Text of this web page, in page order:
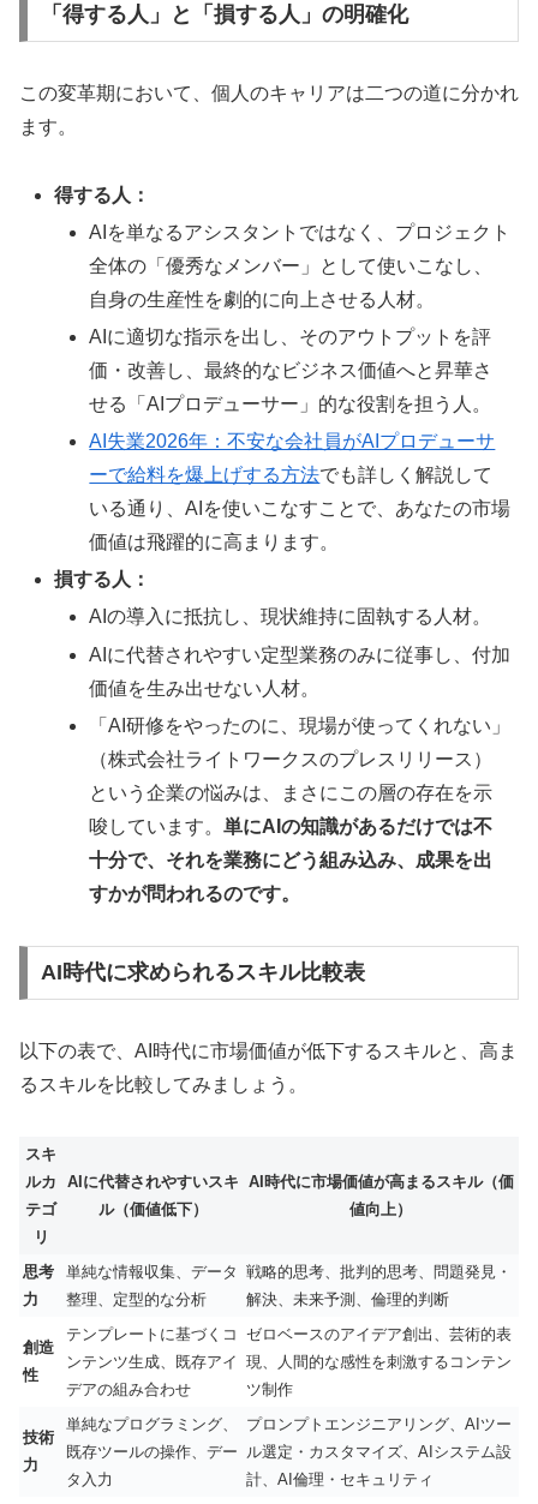
「得する人」と「損する人」の明確化
この変革期において、個人のキャリアは二つの道に分かれ
ます。
得する人：
AIを単なるアシスタントではなく、プロジェクト
全体の「優秀なメンバー」として使いこなし、
自身の生産性を劇的に向上させる人材。
AIに適切な指示を出し、そのアウトプットを評
価・改善し、最終的なビジネス価値へと昇華さ
せる「AIプロデューサー」的な役割を担う人。
AI失業2026年：不安な会社員がAIプロデューサ
ーで給料を爆上げする方法でも詳しく解説して
いる通り、AIを使いこなすことで、あなたの市場
価値は飛躍的に高まります。
損する人：
AIの導入に抵抗し、現状維持に固執する人材。
AIに代替されやすい定型業務のみに従事し、付加
価値を生み出せない人材。
「AI研修をやったのに、現場が使ってくれない」
（株式会社ライトワークスのプレスリリース）
という企業の悩みは、まさにこの層の存在を示
唆しています。単にAIの知識があるだけでは不
十分で、それを業務にどう組み込み、成果を出
すかが問われるのです。
AI時代に求められるスキル比較表
以下の表で、AI時代に市場価値が低下するスキルと、高ま
るスキルを比較してみましょう。
スキ
ルカ
テゴ
リ
AIに代替されやすいスキ
ル（価値低下）
AI時代に市場価値が高まるスキル（価
値向上）
思考
力
単純な情報収集、データ
整理、定型的な分析
戦略的思考、批判的思考、問題発見・
解決、未来予測、倫理的判断
創造
性
テンプレートに基づくコ
ンテンツ生成、既存アイ
デアの組み合わせ
ゼロベースのアイデア創出、芸術的表
現、人間的な感性を刺激するコンテン
ツ制作
技術
力
単純なプログラミング、
既存ツールの操作、デー
タ入力
プロンプトエンジニアリング、AIツー
ル選定・カスタマイズ、AIシステム設
計、AI倫理・セキュリティ